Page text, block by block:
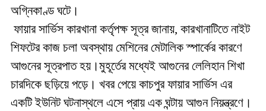
অগ্নিকাণ্ড ঘটে।
ফায়ার সার্ভিস কারখানা কর্তৃপক্ষ সূত্র জানায়, কারখানাটিতে নাইট
শিফটের কাজ চলা অবস্থায় মেশিনের মেটালিক স্পার্কের কারণে
আগুনের সূত্রপাত হয়।মুহূর্তের মধ্যেই আগুনের লেলিহান শিখা
চারদিকে ছড়িয়ে পড়ে। খবর পেয়ে কাচপুর ফায়ার সার্ভিস এর
একটি ইউনিট ঘটনাস্থলে এসে প্রায় এক ঘন্টায় আগুন নিয়ন্ত্রণে।